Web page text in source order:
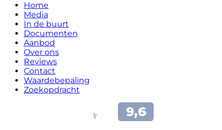
Home
Media
In de buurt
Documenten
Aanbod
Over ons
Reviews
Contact
Waardebepaling
Zoekopdracht